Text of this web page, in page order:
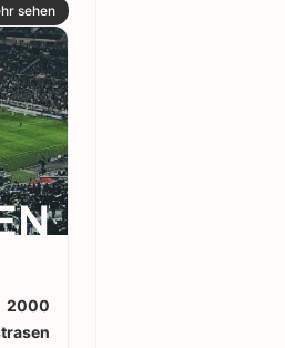
sehen
2000